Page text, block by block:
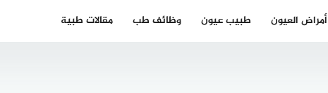
أمراض العيون طبيب عيون وظائف طب مقالات طبية